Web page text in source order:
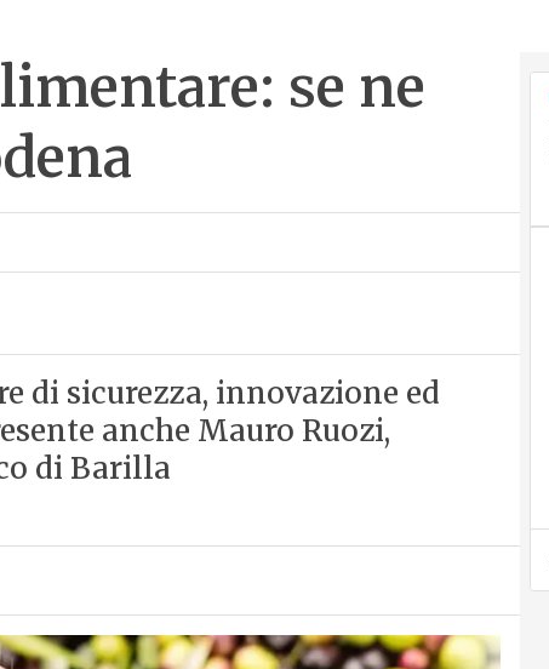
se ne
di sicurezza, innovazione ed
anche Mauro Ruozi,
di Barilla